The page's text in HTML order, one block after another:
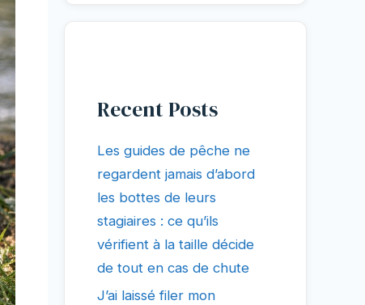
Recent Posts
Les guides de pêche ne
regardent jamais d’abord
les bottes de leurs
stagiaires : ce qu’ils
vérifient à la taille décide
de tout en cas de chute
J’ai laissé filer mon